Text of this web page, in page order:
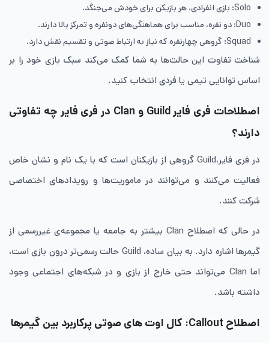
Solo: بازی انفرادی، هر بازیکن برای خودش می‌جنگد.
Duo: دو نفره، مناسب برای هماهنگی‌های دو‌نفره و تمرکز بالا دارند.
Squad: گروهی چهار‌نفره که نیاز به ارتباط صوتی و تقسیم نقش دارد.
شناخت تفاوت این حالت‌ها به شما کمک می‌کند سبک بازی خود را بر
اساس توانایی تیمی یا فردی انتخاب کنید.
اصطلاحات فری فایر Guild و Clan در فری فایر چه تفاوتی
دارند؟
در فری فایر،Guild گروهی از بازیکنان است که با یک نام و نشان خاص
فعالیت می‌کنند و می‌توانند در ماموریت‌ها و رویدادهای اختصاصی
شرکت کنند.
در حالی که اصطلاح Clan بیشتر به جامعه یا مجموعه‌ی غیررسمی از
گیمرها اشاره دارد. به بیان ساده، Guild حالت رسمی‌تر درون بازی است،
اما Clan می‌تواند حتی خارج از بازی و در شبکه‌های اجتماعی وجود
داشته باشد.
اصطلاح Callout: کال اوت های صوتی پرکاربرد بین گیمرها